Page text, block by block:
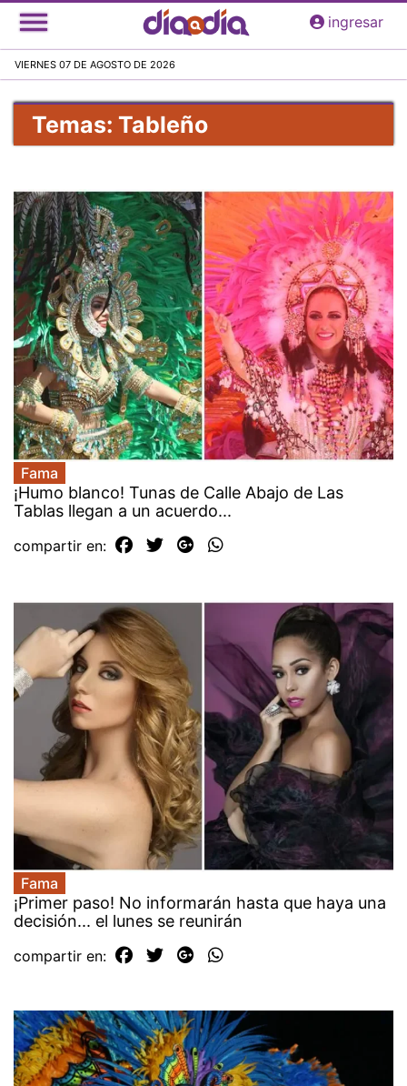
Pasar
al
principal
ingresar
VIERNES 07 DE AGOSTO DE 2026
Temas: Tableño
Fama
¡Humo blanco! Tunas de Calle Abajo de Las
Tablas llegan a un acuerdo...
compartir en:
Fama
¡Primer paso! No informarán hasta que haya una
decisión... el lunes se reunirán
compartir en: